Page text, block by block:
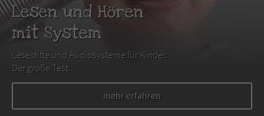
Lesen und Hören
mit System
Lesestifte und Audiosysteme für Kinder.
Der große Test.
mehr erfahren